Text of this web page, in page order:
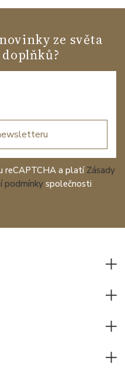
ze světa
reCAPTCHA a platí Zásady
podmínky společnosti